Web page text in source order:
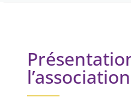
l’association